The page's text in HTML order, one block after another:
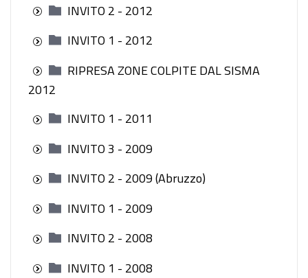
INVITO 2 - 2012
INVITO 1 - 2012
RIPRESA ZONE COLPITE DAL SISMA
2012
INVITO 1 - 2011
INVITO 3 - 2009
INVITO 2 - 2009 (Abruzzo)
INVITO 1 - 2009
INVITO 2 - 2008
INVITO 1 - 2008